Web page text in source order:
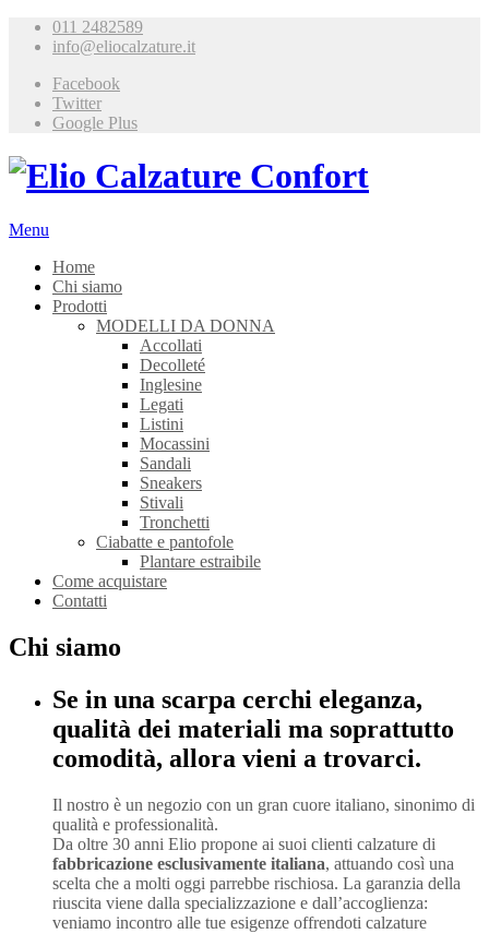
011 2482589
info@eliocalzature.it
Facebook
Twitter
Google Plus
Menu
Home
Chi siamo
Prodotti
MODELLI DA DONNA
Accollati
Decolleté
Inglesine
Legati
Listini
Mocassini
Sandali
Sneakers
Stivali
Tronchetti
Ciabatte e pantofole
Plantare estraibile
Come acquistare
Contatti
Chi siamo
Se in una scarpa cerchi eleganza,
qualità dei materiali ma soprattutto
comodità, allora vieni a trovarci.
Il nostro è un negozio con un gran cuore italiano, sinonimo di
qualità e professionalità.
Da oltre 30 anni Elio propone ai suoi clienti calzature di
fabbricazione esclusivamente italiana, attuando così una
scelta che a molti oggi parrebbe rischiosa. La garanzia della
riuscita viene dalla specializzazione e dall’accoglienza:
veniamo incontro alle tue esigenze offrendoti calzature